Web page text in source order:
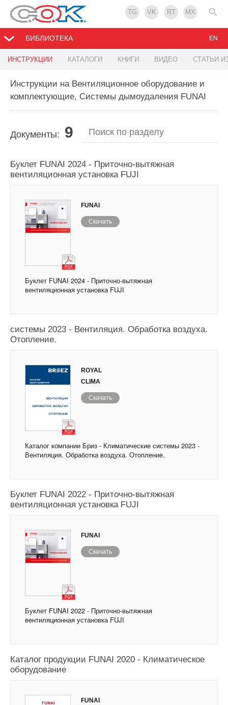
TG VK RT MX
БИБЛИОТЕКА
ИНСТРУКЦИИ КАТАЛОГИ КНИГИ ВИДЕО СТАТЬИ
EN
Инструкции на Вентиляционное оборудование и
комплектующие, Системы дымоудаления FUNAI
Документы: 9
Буклет FUNAI 2024 - Приточно-вытяжная
вентиляционная установка FUJI
FUNAI
Скачать
Буклет FUNAI 2024 - Приточно-вытяжная
вентиляционная установка FUJI
системы 2023 - Вентиляция. Обработка воздуха.
Отопление.
ROYAL
CLIMA
Скачать
Каталог компании Бриз - Климатические системы 2023 -
Вентиляция. Обработка воздуха. Отопление.
Буклет FUNAI 2022 - Приточно-вытяжная
вентиляционная установка FUJI
FUNAI
Скачать
Буклет FUNAI 2022 - Приточно-вытяжная
вентиляционная установка FUJI
Каталог продукции FUNAI 2020 - Климатическое
оборудование
FUNAI